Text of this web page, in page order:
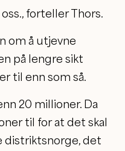
forteller Thors.
om å utjevne
på lengre sikt
til enn som så.
20 millioner. Da
til for at det skal
distriktsnorge, det